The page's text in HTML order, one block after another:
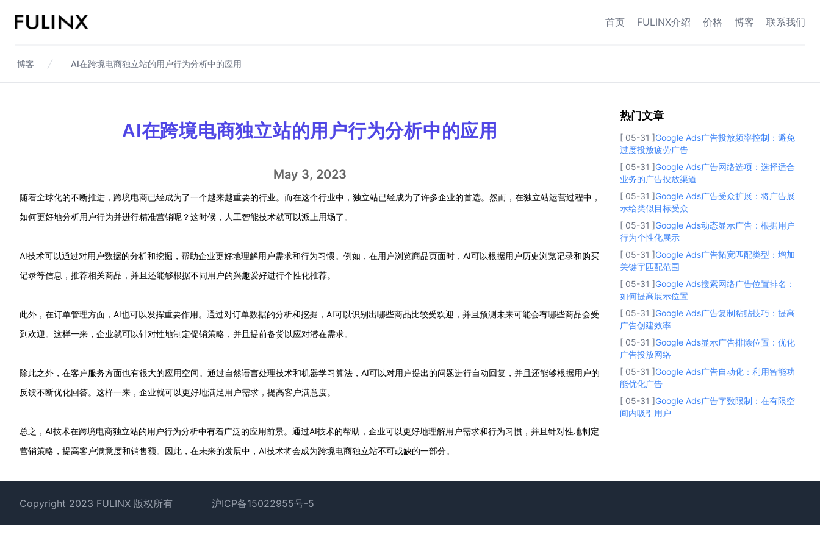
Fulinx-跨境电商独立站自建站平台 首页 FULINX介绍 价格 博客 联系我们
博客 AI在跨境电商独立站的用户行为分析中的应用
AI在跨境电商独立站的用户行为分析中的应用
May 3, 2023
随着全球化的不断推进，跨境电商已经成为了一个越来越重要的行业。而在这个行业中，独立站已经成为了许多企业的首选。然而，在独立站运营过程中，
如何更好地分析用户行为并进行精准营销呢？这时候，人工智能技术就可以派上用场了。
AI技术可以通过对用户数据的分析和挖掘，帮助企业更好地理解用户需求和行为习惯。例如，在用户浏览商品页面时，AI可以根据用户历史浏览记录和购买
记录等信息，推荐相关商品，并且还能够根据不同用户的兴趣爱好进行个性化推荐。
此外，在订单管理方面，AI也可以发挥重要作用。通过对订单数据的分析和挖掘，AI可以识别出哪些商品比较受欢迎，并且预测未来可能会有哪些商品会受
到欢迎。这样一来，企业就可以针对性地制定促销策略，并且提前备货以应对潜在需求。
除此之外，在客户服务方面也有很大的应用空间。通过自然语言处理技术和机器学习算法，AI可以对用户提出的问题进行自动回复，并且还能够根据用户的
反馈不断优化回答。这样一来，企业就可以更好地满足用户需求，提高客户满意度。
总之，AI技术在跨境电商独立站的用户行为分析中有着广泛的应用前景。通过AI技术的帮助，企业可以更好地理解用户需求和行为习惯，并且针对性地制定
营销策略，提高客户满意度和销售额。因此，在未来的发展中，AI技术将会成为跨境电商独立站不可或缺的一部分。
热门文章
[ 05-31 ]Google Ads广告投放频率控制：避免
过度投放疲劳广告
[ 05-31 ]Google Ads广告网络选项：选择适合
业务的广告投放渠道
[ 05-31 ]Google Ads广告受众扩展：将广告展
示给类似目标受众
[ 05-31 ]Google Ads动态显示广告：根据用户
行为个性化展示
[ 05-31 ]Google Ads广告拓宽匹配类型：增加
关键字匹配范围
[ 05-31 ]Google Ads搜索网络广告位置排名：
如何提高展示位置
[ 05-31 ]Google Ads广告复制粘贴技巧：提高
广告创建效率
[ 05-31 ]Google Ads显示广告排除位置：优化
广告投放网络
[ 05-31 ]Google Ads广告自动化：利用智能功
能优化广告
[ 05-31 ]Google Ads广告字数限制：在有限空
间内吸引用户
Copyright 2023 FULINX 版权所有 沪ICP备15022955号-5